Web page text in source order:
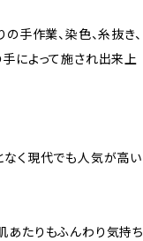
手作業、染色、糸抜き、
によって施され出来上
なく現代でも人気が高い
あたりもふんわり気持ち